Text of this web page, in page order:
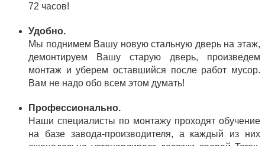
72 часов!
Удобно.
Мы поднимем Вашу новую стальную дверь на этаж,
демонтируем Вашу старую дверь, произведем
монтаж и уберем оставшийся после работ мусор.
Вам не надо обо всем этом думать!
Профессионально.
Наши специалисты по монтажу проходят обучение
на базе завода-производителя, а каждый из них